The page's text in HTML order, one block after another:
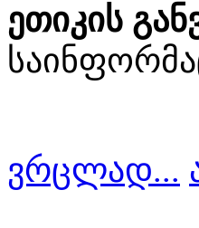
ეთიკის
ვრცლად...